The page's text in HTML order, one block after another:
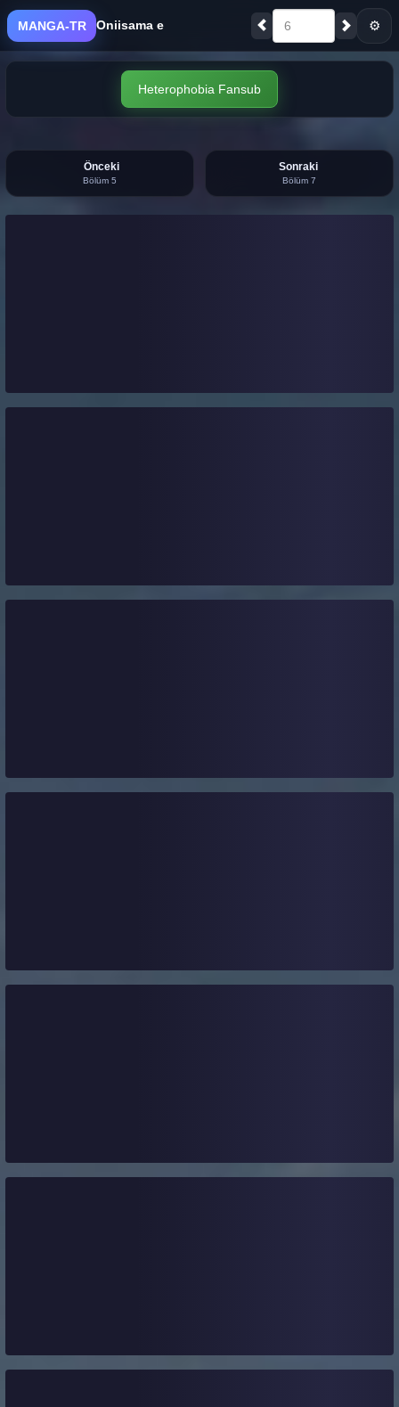
MANGA-TR Oniisama e 6 ⚙
Heterophobia Fansub
Önceki
Bölüm 5
Sonraki
Bölüm 7